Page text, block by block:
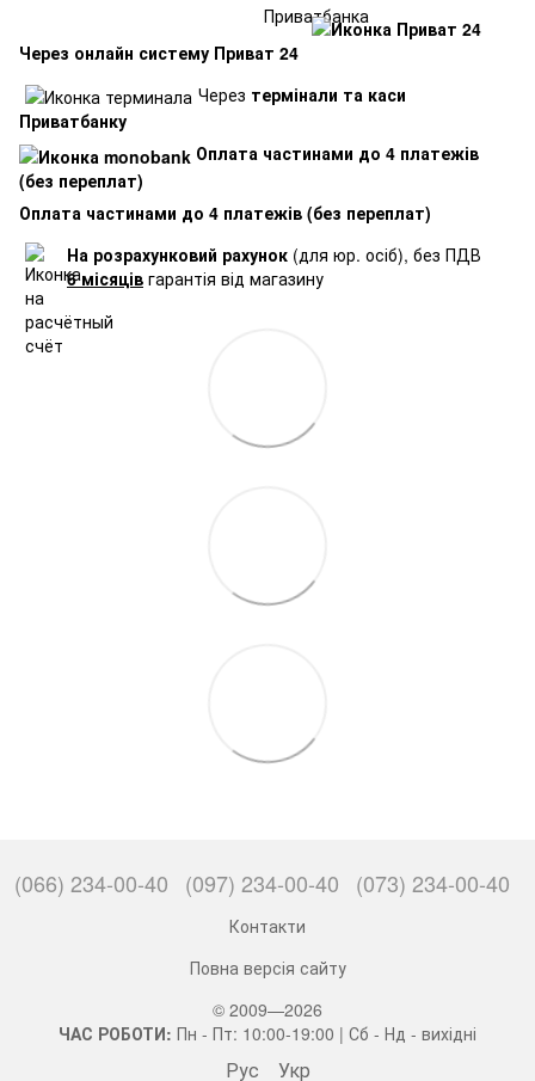
Через онлайн систему Приват 24
Через термінали та каси
Приватбанку
Оплата частинами до 4 платежів
(без переплат)
Оплата частинами до 4 платежів (без переплат)
На розрахунковий рахунок (для юр. осіб), без ПДВ
6 місяців гарантія від магазину
(066) 234-00-40 (097) 234-00-40 (073) 234-00-40
Контакти
Повна версія сайту
© 2009—2026
ЧАС РОБОТИ: Пн - Пт: 10:00-19:00 | Сб - Нд - вихідні
Рус Укр